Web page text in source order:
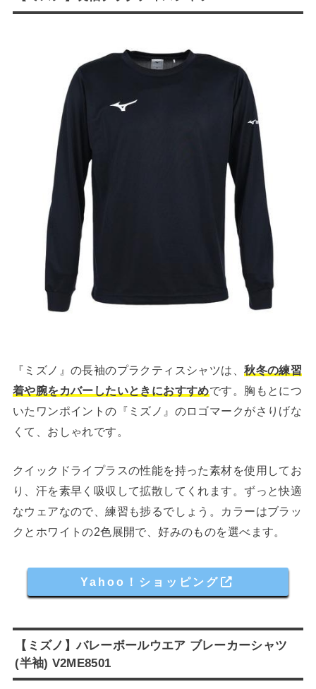
『ミズノ』の長袖のプラクティスシャツは、秋冬の練習
着や腕をカバーしたいときにおすすめです。胸もとにつ
いたワンポイントの『ミズノ』のロゴマークがさりげな
くて、おしゃれです。
クイックドライプラスの性能を持った素材を使用してお
り、汗を素早く吸収して拡散してくれます。ずっと快適
なウェアなので、練習も捗るでしょう。カラーはブラッ
クとホワイトの2色展開で、好みのものを選べます。
Yahoo！ショッピング
【ミズノ】バレーボールウエア ブレーカーシャツ
(半袖) V2ME8501